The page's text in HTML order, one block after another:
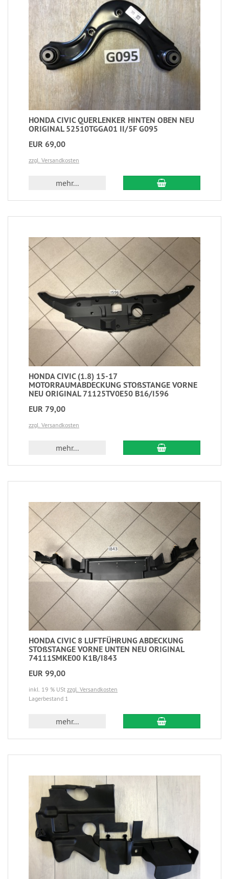
HONDA CIVIC QUERLENKER HINTEN OBEN NEU
ORIGINAL 52510TGGA01 II/5F G095
EUR 69,00
zzgl. Versandkosten
mehr...
HONDA CIVIC (1.8) 15-17
MOTORRAUMABDECKUNG STOßSTANGE VORNE
NEU ORIGINAL 71125TV0E50 B16/I596
EUR 79,00
zzgl. Versandkosten
mehr...
HONDA CIVIC 8 LUFTFÜHRUNG ABDECKUNG
STOßSTANGE VORNE UNTEN NEU ORIGINAL
74111SMKE00 K1B/I843
EUR 99,00
inkl. 19 % USt zzgl. Versandkosten
Lagerbestand 1
mehr...